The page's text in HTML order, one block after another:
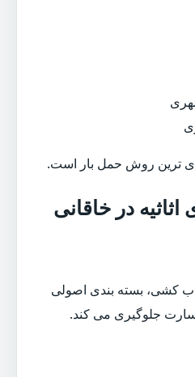
ترین روش حمل بار است.
در خاقانی
کشی، بسته بندی اصولی
جلوگیری می کند.